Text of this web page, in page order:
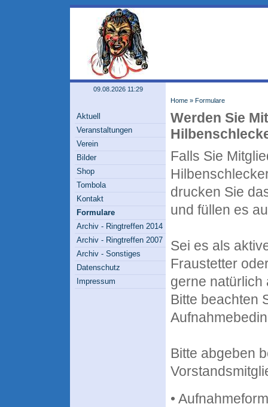
09.08.2026 11:29
Aktuell
Veranstaltungen
Verein
Bilder
Shop
Tombola
Kontakt
Formulare
Archiv - Ringtreffen 2014
Archiv - Ringtreffen 2007
Archiv - Sonstiges
Datenschutz
Impressum
Home » Formulare
Werden Sie
Falls Sie
drucken Sie
und füllen es
Sei es als
Fraustetter
gerne natürlich
Bitte beachten
Bitte abgeben
•